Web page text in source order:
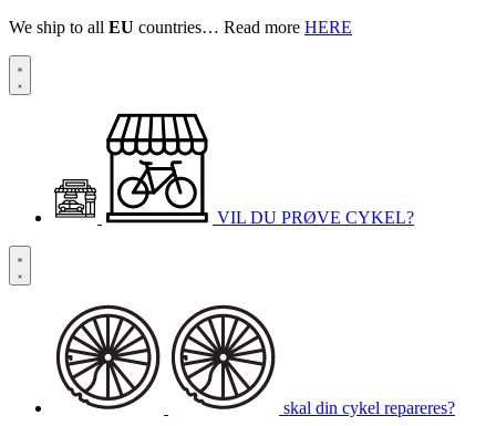
We ship to all EU countries… Read more HERE
VIL DU PRØVE CYKEL?
skal din cykel repareres?